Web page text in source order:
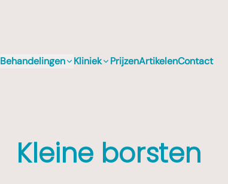
Behandelingen Kliniek PrijzenArtikelenContact
Kleine borsten